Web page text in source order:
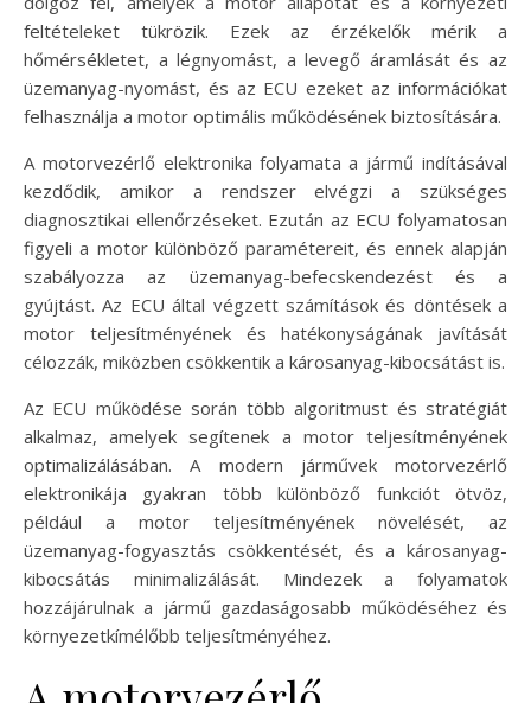
feltételeket tükrözik. Ezek az érzékelők mérik a
hőmérsékletet, a légnyomást, a levegő áramlását és az
üzemanyag-nyomást, és az ECU ezeket az információkat
felhasználja a motor optimális működésének biztosítására.
A motorvezérlő elektronika folyamata a jármű indításával
kezdődik, amikor a rendszer elvégzi a szükséges
diagnosztikai ellenőrzéseket. Ezután az ECU folyamatosan
figyeli a motor különböző paramétereit, és ennek alapján
szabályozza az üzemanyag-befecskendezést és a
gyújtást. Az ECU által végzett számítások és döntések a
motor teljesítményének és hatékonyságának javítását
célozzák, miközben csökkentik a károsanyag-kibocsátást is.
Az ECU működése során több algoritmust és stratégiát
alkalmaz, amelyek segítenek a motor teljesítményének
optimalizálásában. A modern járművek motorvezérlő
elektronikája gyakran több különböző funkciót ötvöz,
például a motor teljesítményének növelését, az
üzemanyag-fogyasztás csökkentését, és a károsanyag-
kibocsátás minimalizálását. Mindezek a folyamatok
hozzájárulnak a jármű gazdaságosabb működéséhez és
környezetkímélőbb teljesítményéhez.